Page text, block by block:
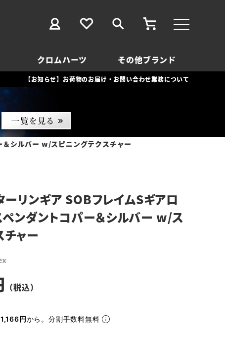
クロムハーツ その他ブランド
【お知らせ】お荷物のお届け・お問い合わせ業務について
＆シルバー w/スピニングテクスチャー
ーリンギア SOBフレイムSギアロ
ペンダントコパー＆シルバー w/ス
チャー
円から。分割手数料無料